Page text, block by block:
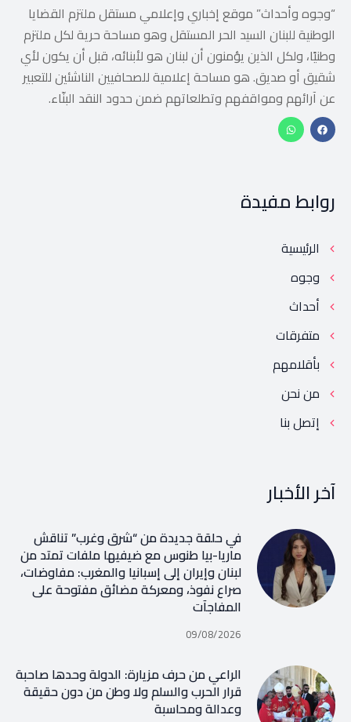
“وجوه وأحداث” موقع إخباري وإعلامي مستقل ملتزم القضايا
الوطنية للبنان السيد الحر المستقل وهو مساحة حرية لكل ملتزم
وطنيًا، ولكل الذين يؤمنون أن لبنان هو لأبنائه، قبل أن يكون لأي
شقيق أو صديق. هو مساحة إعلامية للصحافيين الناشئين للتعبير
عن آرائهم ومواقفهم وتطلعاتهم ضمن حدود النقد البنّاء.
روابط مفيدة
الرئيسية
وجوه
أحداث
متفرقات
بأقلامهم
من نحن
إتصل بنا
آخر الأخبار
في حلقة جديدة من “شرق وغرب” تناقش
ماريا-بيا طنوس مع ضيفيها ملفات تمتد من
لبنان وإيران إلى إسبانيا والمغرب: مفاوضات،
صراع نفوذ، ومعركة مضائق مفتوحة على
المفاجآت
09/08/2026
الراعي من حرف مزيارة: الدولة وحدها صاحبة
قرار الحرب والسلم ولا وطن من دون حقيقة
وعدالة ومحاسبة